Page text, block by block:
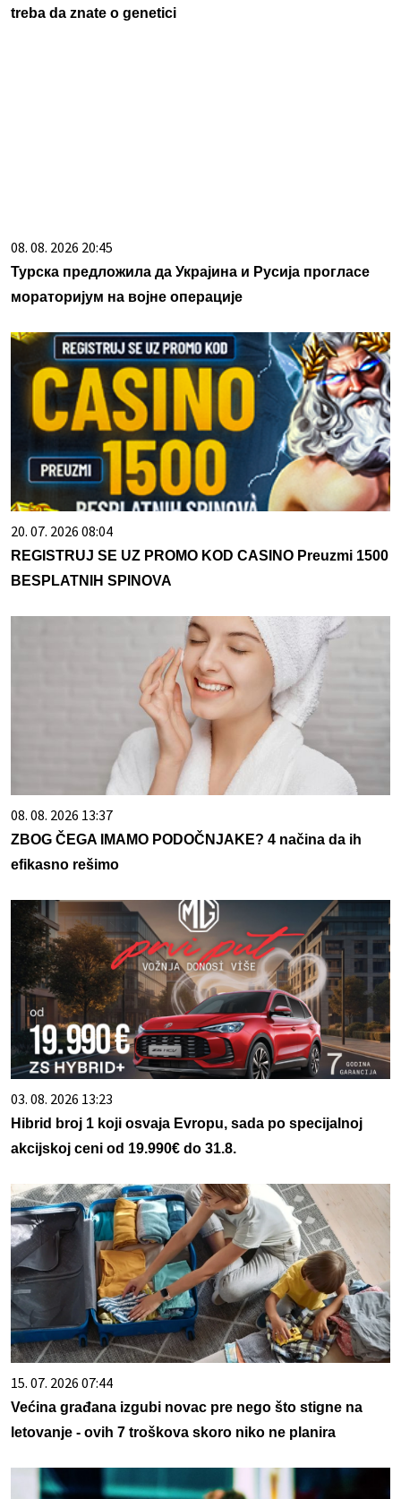
treba da znate o genetici
08. 08. 2026 20:45
Турска предложила да Украјина и Русија прогласе
мораторијум на војне операције
20. 07. 2026 08:04
REGISTRUJ SE UZ PROMO KOD CASINO Preuzmi 1500
BESPLATNIH SPINOVA
08. 08. 2026 13:37
ZBOG ČEGA IMAMO PODOČNJAKE? 4 načina da ih
efikasno rešimo
03. 08. 2026 13:23
Hibrid broj 1 koji osvaja Evropu, sada po specijalnoj
akcijskoj ceni od 19.990€ do 31.8.
15. 07. 2026 07:44
Većina građana izgubi novac pre nego što stigne na
letovanje - ovih 7 troškova skoro niko ne planira